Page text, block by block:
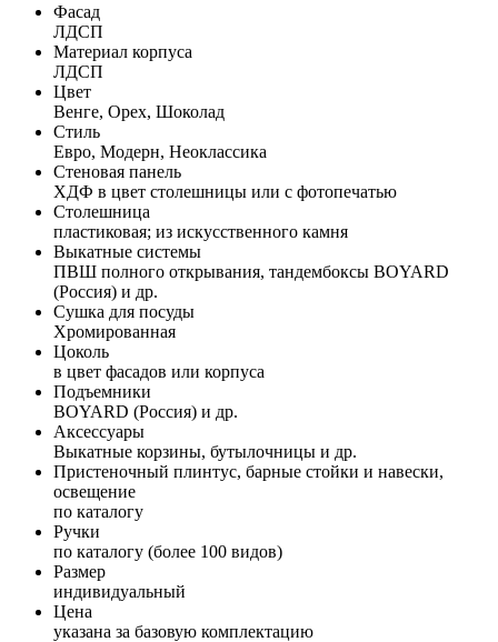
Фасад
ЛДСП
Материал корпуса
ЛДСП
Цвет
Венге, Орех, Шоколад
Стиль
Евро, Модерн, Неоклассика
Стеновая панель
ХДФ в цвет столешницы или с фотопечатью
Столешница
пластиковая; из искусственного камня
Выкатные системы
ПВШ полного открывания, тандембоксы BOYARD
(Россия) и др.
Сушка для посуды
Хромированная
Цоколь
в цвет фасадов или корпуса
Подъемники
BOYARD (Россия) и др.
Аксессуары
Выкатные корзины, бутылочницы и др.
Пристеночный плинтус, барные стойки и навески,
освещение
по каталогу
Ручки
по каталогу (более 100 видов)
Размер
индивидуальный
Цена
указана за базовую комплектацию